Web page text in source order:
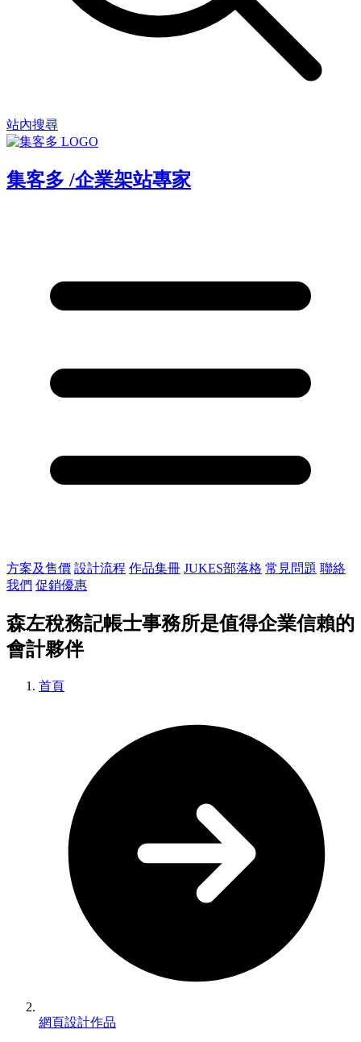
站內搜尋
集客多 /企業架站專家
方案及售價 設計流程 作品集冊 JUKES部落格 常見問題 聯絡
我們 促銷優惠
森左稅務記帳士事務所是值得企業信賴的
會計夥伴
首頁
網頁設計作品